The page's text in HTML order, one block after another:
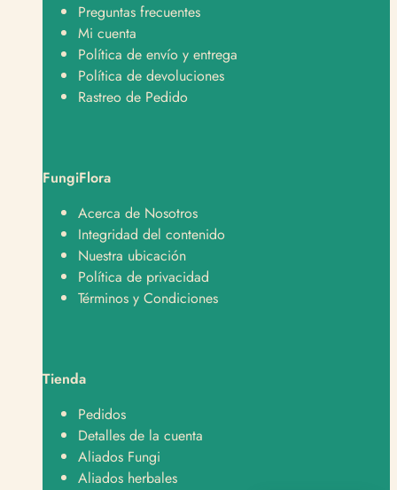
Preguntas frecuentes
Mi cuenta
Política de envío y entrega
Política de devoluciones
Rastreo de Pedido
FungiFlora
Acerca de Nosotros
Integridad del contenido
Nuestra ubicación
Política de privacidad
Términos y Condiciones
Tienda
Pedidos
Detalles de la cuenta
Aliados Fungi
Aliados herbales
Soporte
¿En qué te podemos ayudar?
Hola, quiero hacer un pedido 🛒
Hola, tengo una consulta sobre un producto 📦
Hola, tengo una pregunta sobre un producto 👋